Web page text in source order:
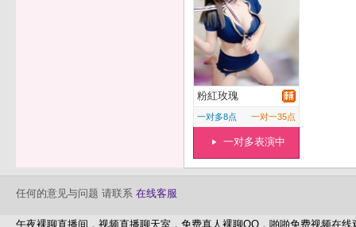
粉紅玫瑰
一对多8点 一对一35点
一对多表演中
任何的意见与问题 请联系 在线客服
午夜裸聊直播间，视频直播聊天室，免费真人裸聊QQ，啪啪免费视频在